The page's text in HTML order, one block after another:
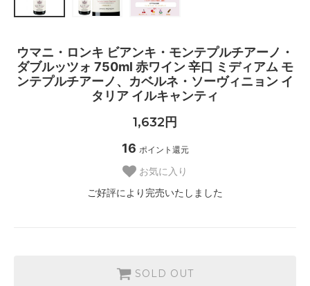
ウマニ・ロンキ ビアンキ・モンテプルチアーノ・
ダブルッツォ 750ml 赤ワイン 辛口 ミディアム モ
ンテプルチアーノ、カベルネ・ソーヴィニョン イ
タリア イルキャンティ
1,632円
16 ポイント還元
お気に入り
ご好評により完売いたしました
SOLD OUT